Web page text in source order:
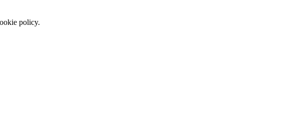
policy.